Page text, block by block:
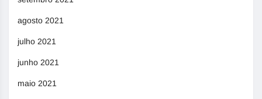
agosto 2021
julho 2021
junho 2021
maio 2021